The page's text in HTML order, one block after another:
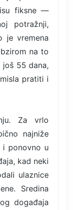
fiksne —
potražnji,
je vremena
na to
55 dana,
pratiti i
Za vrlo
najniže
i ponovno u
kad neki
ulaznice
Sredina
događaja